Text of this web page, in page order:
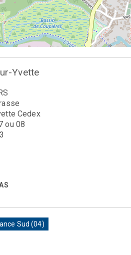
Yvette
Cedex
ou 08
Sud (04)